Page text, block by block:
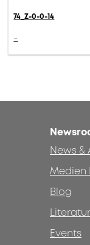
74_Z-0-0-14
-
News &
Medien
Blog
Literatur
Events